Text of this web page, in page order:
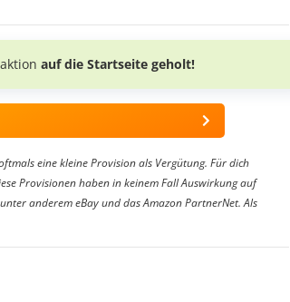
auf die Startseite geholt!
eine kleine Provision als Vergütung. Für dich
Provisionen haben in keinem Fall Auswirkung auf
anderem eBay und das Amazon PartnerNet. Als